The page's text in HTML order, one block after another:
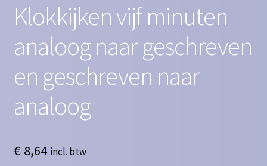
Klokkijken vijf minuten
analoog naar geschreven
en geschreven naar
analoog
€8,64 incl. btw